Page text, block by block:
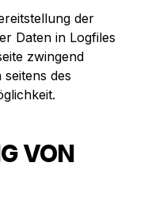
der
Daten in Logfiles
zwingend
des
VON